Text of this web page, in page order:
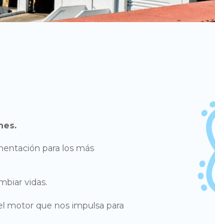
para los más
vidas.
motor que nos impulsa para